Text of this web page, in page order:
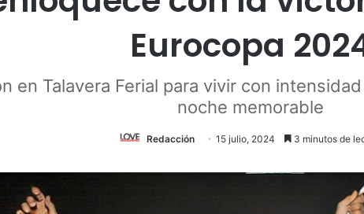
Eurocopa
en Talavera Ferial para vivir con
noche memorable
Redacción 15 julio, 2024 3 minutos de